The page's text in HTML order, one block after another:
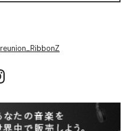
reunion_RibbonZ